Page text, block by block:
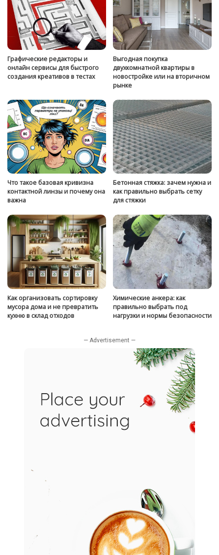
Графические редакторы и
онлайн сервисы для быстрого
создания креативов в тестах
Выгодная покупка
двухкомнатной квартиры в
новостройке или на вторичном
рынке
Что такое базовая кривизна
контактной линзы и почему она
важна
Бетонная стяжка: зачем нужна и
как правильно выбрать сетку
для стяжки
Как организовать сортировку
мусора дома и не превратить
кухню в склад отходов
Химические анкера: как
правильно выбрать под
нагрузки и нормы безопасности
— Advertisement —